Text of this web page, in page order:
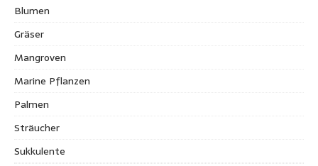
Blumen
Gräser
Mangroven
Marine Pflanzen
Palmen
Sträucher
Sukkulente